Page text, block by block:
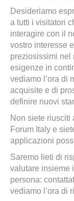
Desideriamo
a tutti i visitatori
interagire con il
vostro interesse
preziosissimi nel
esigenze in
vediamo l’ora di
acquisite e di
definire nuovi
Non siete riusciti
Forum Italy e
applicazioni
Saremo lieti di
valutare insieme
persona:
vediamo l’ora di